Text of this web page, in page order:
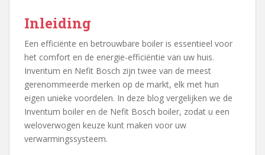
Inleiding
Een efficiënte en betrouwbare boiler is essentieel voor
het comfort en de energie-efficiëntie van uw huis.
Inventum en Nefit Bosch zijn twee van de meest
gerenommeerde merken op de markt, elk met hun
eigen unieke voordelen. In deze blog vergelijken we de
Inventum boiler en de Nefit Bosch boiler, zodat u een
weloverwogen keuze kunt maken voor uw
verwarmingssysteem.